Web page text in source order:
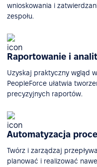
wnioskowania i
zespołu.
Raportowanie i
Uzyskaj praktyczny wgląd
PeopleForce ułatwia
precyzyjnych raportów.
Automatyzacja
Twórz i zarządzaj
planować i realizować